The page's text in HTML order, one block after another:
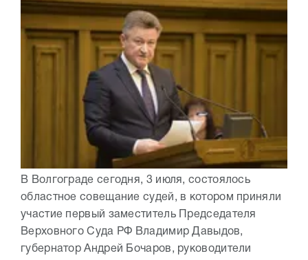
В Волгограде сегодня, 3 июля, состоялось
областное совещание судей, в котором приняли
участие первый заместитель Председателя
Верховного Суда РФ Владимир Давыдов,
губернатор Андрей Бочаров, руководители